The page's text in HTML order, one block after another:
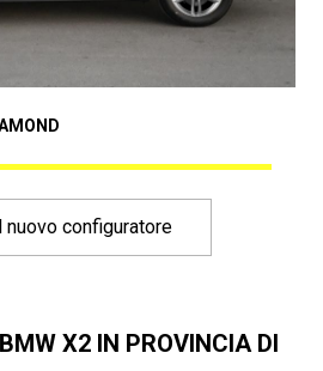
nuovo configuratore
X2 IN PROVINCIA DI